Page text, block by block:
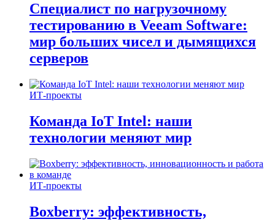
Специалист по нагрузочному
тестированию в Veeam Software:
мир больших чисел и дымящихся
серверов
ИТ-проекты
Команда IoT Intel: наши
технологии меняют мир
ИТ-проекты
Boxberry: эффективность,